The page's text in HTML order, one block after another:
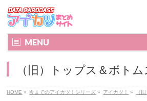
MENU
（旧）トップス＆ボトム
HOME » 今までのアイカツ！シリーズ » アイカツ！ » （